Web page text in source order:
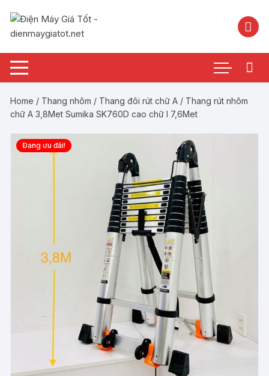
nội
Home / Thang nhôm / Thang đôi rút chữ A / Thang rút nhôm
chữ A 3,8Met Sumika SK760D cao chữ I 7,6Met
Đang ưu đãi!